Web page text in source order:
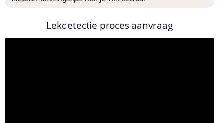
Lekdetectie proces aanvraag